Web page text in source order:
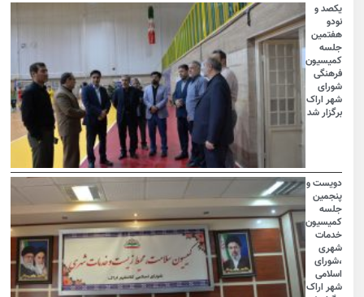
یکصد و
نودو
هفتمین
جلسه
کمیسیون
فرهنگی
شورای
شهر اراک
برگزار شد
دویست و
پنجمین
جلسه
کمیسیون
خدمات
شهری
،شورای
اسلامی
شهر اراک